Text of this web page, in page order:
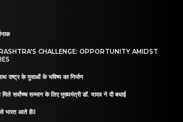
CHALLENGE: OPPORTUNITY AMIDST
राष्ट्र के युवाओं के भविष्य का निर्माण
से मिले सर्वोच्च सम्मान के लिए मुख्यमंत्री डॉ. यादव ने दी बधाई
से भारत आते हैII